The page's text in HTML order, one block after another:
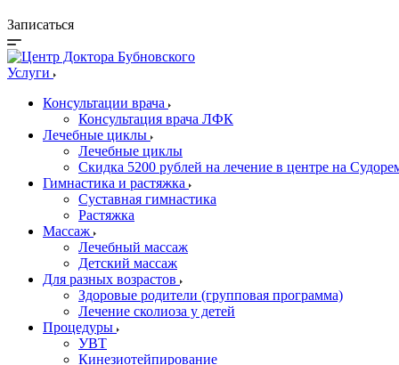
Записаться
Услуги
Консультации врача
Консультация врача ЛФК
Лечебные циклы
Лечебные циклы
Скидка 5200 рублей на лечение в центре на
Гимнастика и растяжка
Суставная гимнастика
Растяжка
Массаж
Лечебный массаж
Детский массаж
Для разных возрастов
Здоровые родители (групповая программа)
Лечение сколиоза у детей
Процедуры
УВТ
Кинезиотейпирование